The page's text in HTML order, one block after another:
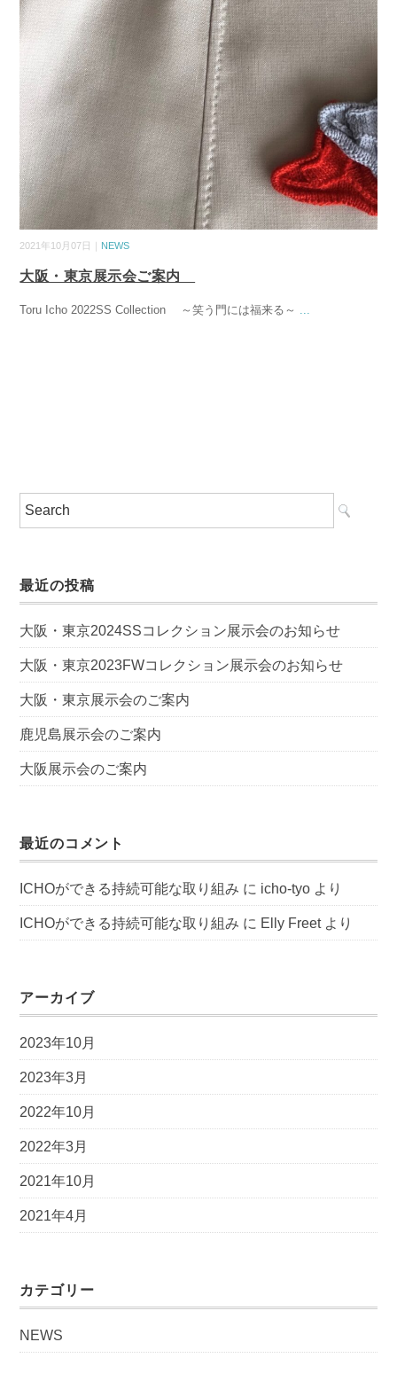
2021年10月07日｜ NEWS
大阪・東京展示会ご案内
Toru Icho 2022SS Collection ～笑う門には福来る～
最近の投稿
大阪・東京2024SSコレクション展示会のお知らせ
大阪・東京2023FWコレクション展示会のお知らせ
大阪・東京展示会のご案内
鹿児島展示会のご案内
大阪展示会のご案内
最近のコメント
ICHOができる持続可能な取り組み に icho-tyo より
ICHOができる持続可能な取り組み に Elly Freetより
アーカイブ
2023年10月
2023年3月
2022年10月
2022年3月
2021年10月
2021年4月
カテゴリー
NEWS